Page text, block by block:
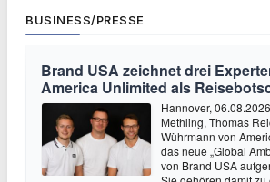
BUSINESS/PRESSE
Brand USA zeichnet drei
America Unlimited als
Hannover,
Methling, Thomas
Wührmann von
das neue „Global
von Brand USA